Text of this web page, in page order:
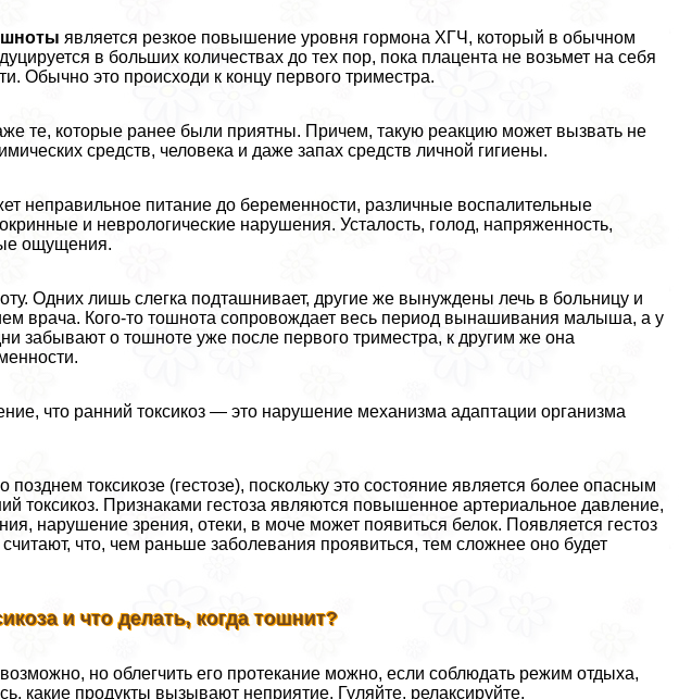
является резкое повышение уровня гормона ХГЧ, который в обычном
в больших количествах до тех пор, пока плацента не возьмет на себя
Обычно это происходи к концу первого триместра.
те, которые ранее были приятны. Причем, такую реакцию может вызвать не
средств, человека и даже запах средств личной гигиены.
неправильное питание до беременности, различные воспалительные
и неврологические нарушения. Усталость, голод, напряженность,
ощущения.
Одних лишь слегка подташнивает, другие же вынуждены лечь в больницу и
врача. Кого-то тошнота сопровождает весь период вынашивания малыша, а у
забывают о тошноте уже после первого триместра, к другим же она
что ранний токсикоз — это нарушение механизма адаптации организма
позднем токсикозе (гестозе), поскольку это состояние является более опасным
токсикоз. Признаками гестоза являются повышенное артериальное давление,
нарушение зрения, отеки, в моче может появиться белок. Появляется гестоз
что, чем раньше заболевания проявиться, тем сложнее оно будет
и что делать, когда тошнит?
но облегчить его протекание можно, если соблюдать режим отдыха,
какие продукты вызывают неприятие. Гуляйте, релаксируйте.